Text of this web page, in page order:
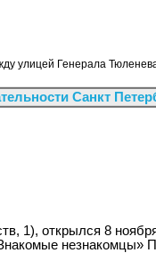
улицей Генерала
Санкт
1), открылся 8
незнакомцы»